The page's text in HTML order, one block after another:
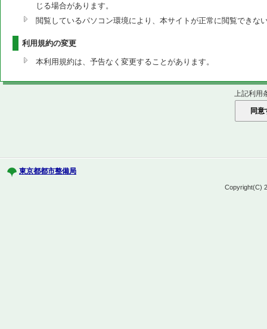
じる場合があります。
閲覧しているパソコン環境により、本サイトが正常に閲覧できな
利用規約の変更
本利用規約は、予告なく変更することがあります。
上記利用
東京都都市整備局
Copyright(C)